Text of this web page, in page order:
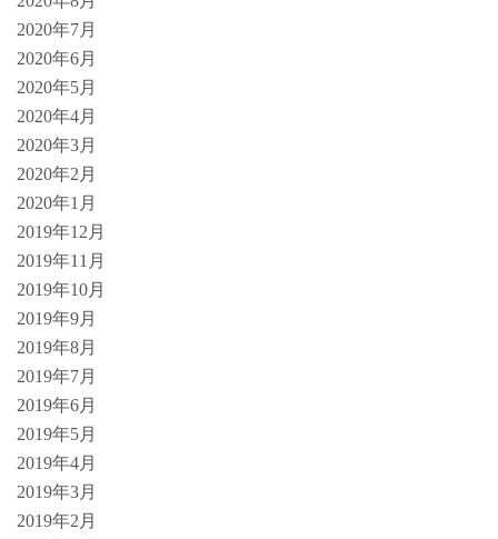
2020年7月
2020年6月
2020年5月
2020年4月
2020年3月
2020年2月
2020年1月
2019年12月
2019年11月
2019年10月
2019年9月
2019年8月
2019年7月
2019年6月
2019年5月
2019年4月
2019年3月
2019年2月